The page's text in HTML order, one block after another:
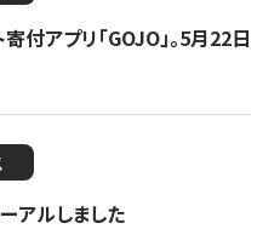
付アプリ「GOJO」。5月22日
アルしました